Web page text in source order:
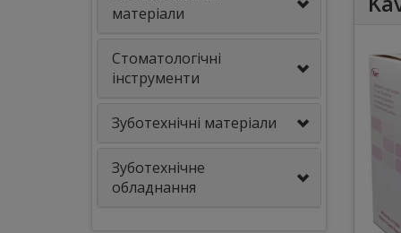
матеріали
Стоматологічні
інструменти
Зуботехнічні матеріали
Зуботехнічне
обладнання